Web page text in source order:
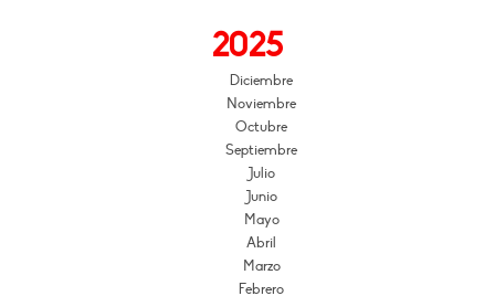
2025
Diciembre
Noviembre
Octubre
Septiembre
Julio
Junio
Mayo
Abril
Marzo
Febrero